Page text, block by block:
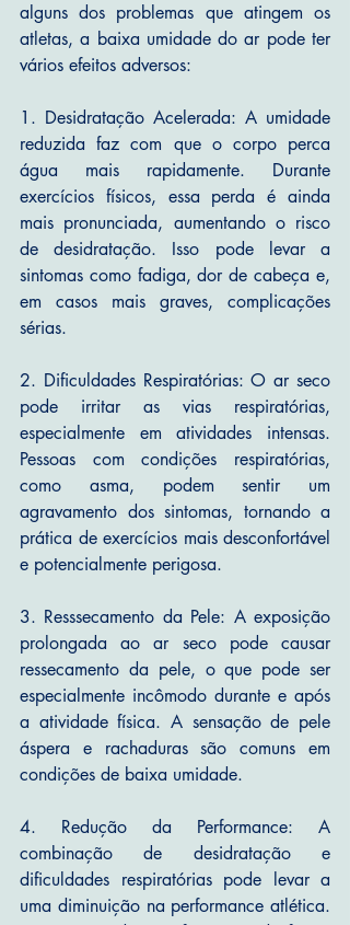
alguns dos problemas que atingem os
atletas, a baixa umidade do ar pode ter
vários efeitos adversos:
1. Desidratação Acelerada: A umidade
reduzida faz com que o corpo perca
água mais rapidamente. Durante
exercícios físicos, essa perda é ainda
mais pronunciada, aumentando o risco
de desidratação. Isso pode levar a
sintomas como fadiga, dor de cabeça e,
em casos mais graves, complicações
sérias.
2. Dificuldades Respiratórias: O ar seco
pode irritar as vias respiratórias,
especialmente em atividades intensas.
Pessoas com condições respiratórias,
como asma, podem sentir um
agravamento dos sintomas, tornando a
prática de exercícios mais desconfortável
e potencialmente perigosa.
3. Resssecamento da Pele: A exposição
prolongada ao ar seco pode causar
ressecamento da pele, o que pode ser
especialmente incômodo durante e após
a atividade física. A sensação de pele
áspera e rachaduras são comuns em
condições de baixa umidade.
4. Redução da Performance: A
combinação de desidratação e
dificuldades respiratórias pode levar a
uma diminuição na performance atlética.